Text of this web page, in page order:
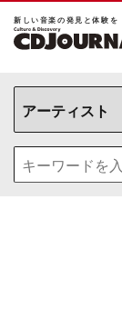
新しい⾳楽の発⾒と体験を